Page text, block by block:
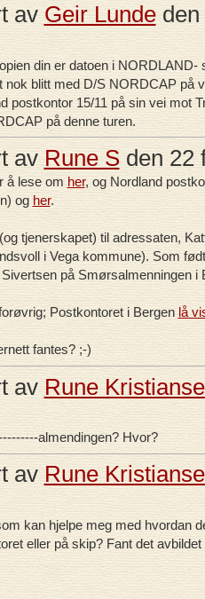
av Geir Lundeden
din er datoen i NORDLAND-
nok blitt med D/S NORDCAP på
postkontor 15/11 på sin vei mot
på denne turen.
av Rune Sden 22
å lese om her, og Nordland
og her.
tjenerskapet) til adressaten,
i Vega kommune). Som
på Smørsalmenningen i
Postkontoret i Bergen lå
fantes? ;-)
av Rune
almendingen? Hvor?
av Rune
kan hjelpe meg med hvordan
eller på skip? Fant det